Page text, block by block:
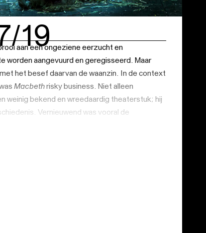
19
aan een ongeziene eerzucht en
worden aangevuurd en geregisseerd. Maar
het besef daarvan de waanzin. In de context
Macbethrisky business. Niet alleen
weinig bekend en wreedaardig theaterstuk; hij
Vernieuwend was vooral de
verbonden zijn.